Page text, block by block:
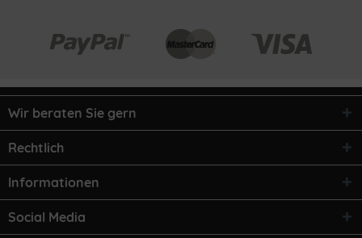
Wir beraten Sie gern
Rechtlich
Informationen
Social Media